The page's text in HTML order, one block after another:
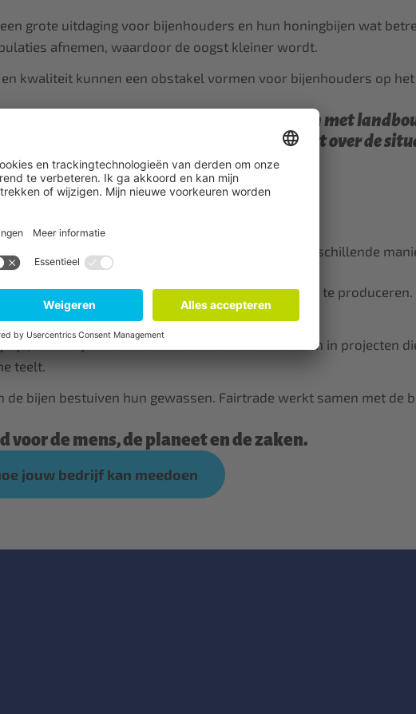
grote uitdaging voor bijenhouders en hun honingbijen wat
afnemen, waardoor de oogst kleiner wordt.
kwaliteit kunnen een obstakel vormen voor bijenhouders op
dat de pollen of nectar verontreinigd zijn met
een Fairtrade netwerk, omdat je dan leert over de
wanneer ze hun onderneming uitbouwen op verschillende
bijenhouders te dekken om hun honing duurzaam te
en de bijenhouders kunnen hiermee investeren in projecten
teelt.
bijen bestuiven hun gewassen. Fairtrade werkt samen met de
voor de mens, de planeet en de zaken.
jouw bedrijf kan meedoen